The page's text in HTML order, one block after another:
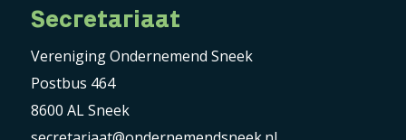
Secretariaat
Vereniging Ondernemend Sneek
Postbus 464
8600 AL Sneek